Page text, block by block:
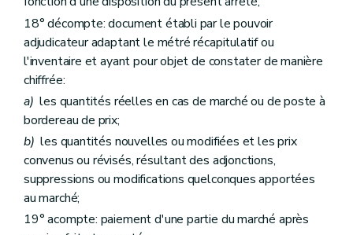
Section 3 Dispositions complémentaires pour les marchés de fournitures sous forme de location, location-vente ou crédit-bail
Art. 136
Art. 137
Art. 138
Art. 139
Art. 141
Art. 142
Art. 143
Art. 144
Chapitre 6
Dispositions propres aux marchés de services
Art. 145
Art. 146
Art. 147
Art. 148
Art. 149
18° décompte: document établi par le pouvoir
adjudicateur adaptant le métré récapitulatif ou
l'inventaire et ayant pour objet de constater de manière
chiffrée:
a) les quantités réelles en cas de marché ou de poste à
bordereau de prix;
b) les quantités nouvelles ou modifiées et les prix
convenus ou révisés, résultant des adjonctions,
suppressions ou modifications quelconques apportées
au marché;
19° acompte: paiement d'une partie du marché après